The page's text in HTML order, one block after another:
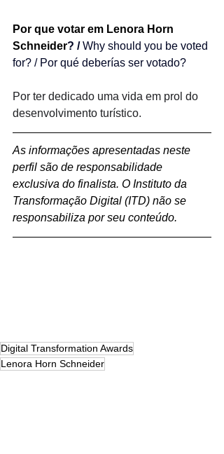
Por que votar em Lenora Horn
Schneider? / Why should you be voted
for? / Por qué deberías ser votado?
Por ter dedicado uma vida em prol do
desenvolvimento turístico.
As informações apresentadas neste
perfil são de responsabilidade
exclusiva do finalista. O Instituto da
Transformação Digital (ITD) não se
responsabiliza por seu conteúdo.
Digital Transformation Awards
Lenora Horn Schneider